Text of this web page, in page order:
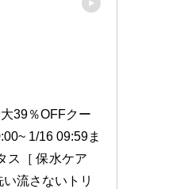
39％OFFクー
1/16 09:59ま
ス［ 保水ケア
流さないトリ